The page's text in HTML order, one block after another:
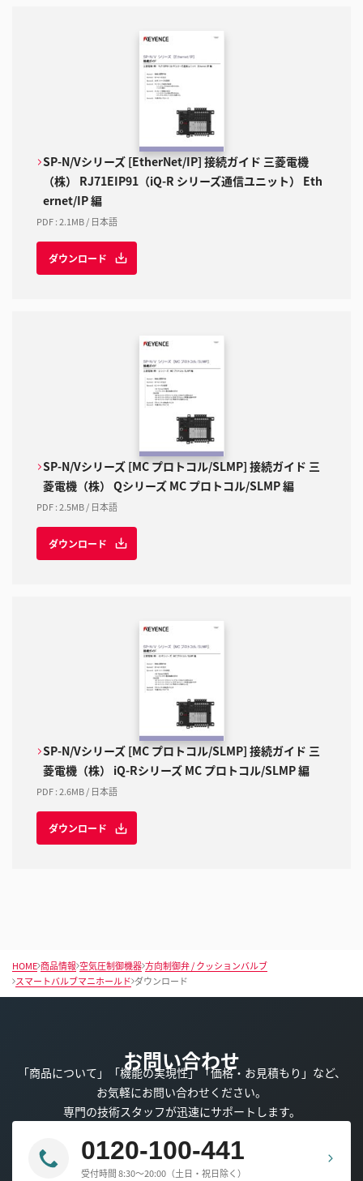
SP-N/Vシリーズ [EtherNet/IP] 接続ガイド 三菱電機
（株） RJ71EIP91（iQ-R シリーズ通信ユニット） Eth
ernet/IP 編
PDF:2.1MB/ 日本語
ダウンロード
SP-N/Vシリーズ [MC プロトコル/SLMP] 接続ガイド 三
菱電機（株） Qシリーズ MC プロトコル/SLMP 編
PDF:2.5MB/ 日本語
ダウンロード
SP-N/Vシリーズ [MC プロトコル/SLMP] 接続ガイド 三
菱電機（株） iQ-Rシリーズ MC プロトコル/SLMP 編
PDF:2.6MB/ 日本語
ダウンロード
HOME 商品情報 空気圧制御機器 方向制御弁 / クッションバルブ
スマートバルブマニホールド ダウンロード
お問い合わせ
「商品について」「機能の実現性」「価格・お見積もり」など、
お気軽にお問い合わせください。
専門の技術スタッフが迅速にサポートします。
0120-100-441
受付時間 8:30～20:00（土日・祝日除く）